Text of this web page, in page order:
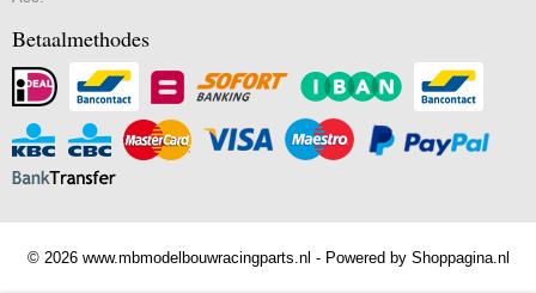
Betaalmethodes
© 2026 www.mbmodelbouwracingparts.nl - Powered by Shoppagina.nl